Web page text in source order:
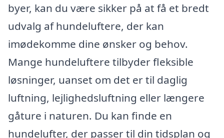
byer, kan du være sikker på at få et bredt
udvalg af hundeluftere, der kan
imødekomme dine ønsker og behov.
Mange hundeluftere tilbyder fleksible
løsninger, uanset om det er til daglig
luftning, lejlighedsluftning eller længere
gåture i naturen. Du kan finde en
hundelufter, der passer til din tidsplan og